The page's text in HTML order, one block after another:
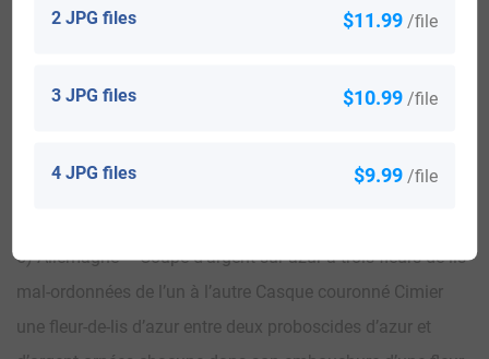
naturel Cimier le marsouin issant entre un vol. English: Or
tertre de sinople. English: Or with a mole sable passant on
5) Allemagne – Coupé d’argent sur azur à trois fleurs-de-lis
mal-ordonnées de l’un à l’autre Casque couronné Cimier
une fleur-de-lis d’azur entre deux proboscides d’azur et
2 JPG files $11.99 /file
3 JPG files $10.99 /file
4 JPG files $9.99 /file